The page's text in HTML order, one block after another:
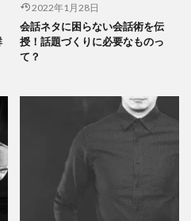
2022年1月28日
会話ネタに困らない会話術を伝
授！話題づくりに必要なものっ
て？